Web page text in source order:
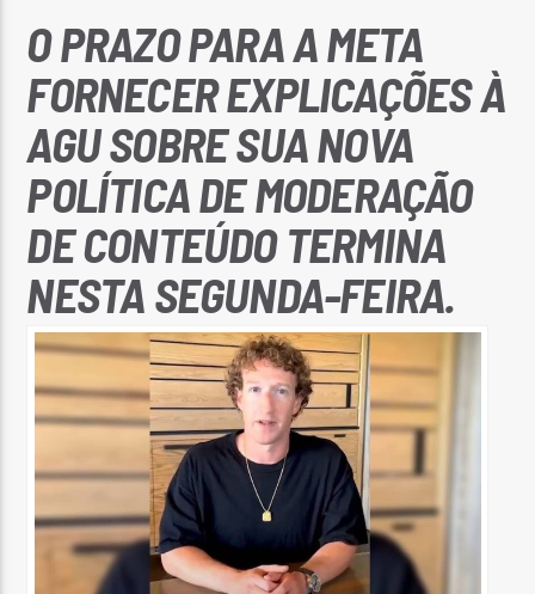
O PRAZO PARA A META
FORNECER EXPLICAÇÕES À
AGU SOBRE SUA NOVA
POLÍTICA DE MODERAÇÃO
DE CONTEÚDO TERMINA
NESTA SEGUNDA-FEIRA.